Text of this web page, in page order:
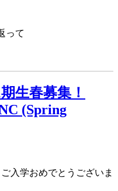
って
生春募集！
(Spring
入学おめでとうございま